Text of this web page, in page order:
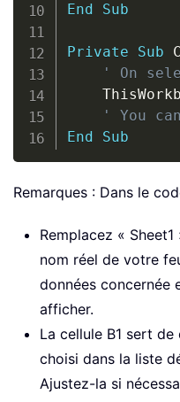
End
Sub
Private Sub
' On
' You
End
Sub
Remarques : Dans le
Remplacez «
nom réel de votre
données concernée
afficher.
La cellule B1 sert de
choisi dans la liste
Ajustez-la si